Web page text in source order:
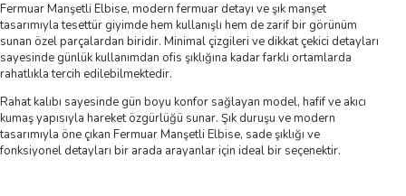
Fermuar Manşetli Elbise, modern fermuar detayı ve şık manşet
tasarımıyla tesettür giyimde hem kullanışlı hem de zarif bir görünüm
sunan özel parçalardan biridir. Minimal çizgileri ve dikkat çekici detayları
sayesinde günlük kullanımdan ofis şıklığına kadar farklı ortamlarda
rahatlıkla tercih edilebilmektedir.
Rahat kalıbı sayesinde gün boyu konfor sağlayan model, hafif ve akıcı
kumaş yapısıyla hareket özgürlüğü sunar. Şık duruşu ve modern
tasarımıyla öne çıkan Fermuar Manşetli Elbise, sade şıklığı ve
fonksiyonel detayları bir arada arayanlar için ideal bir seçenektir.